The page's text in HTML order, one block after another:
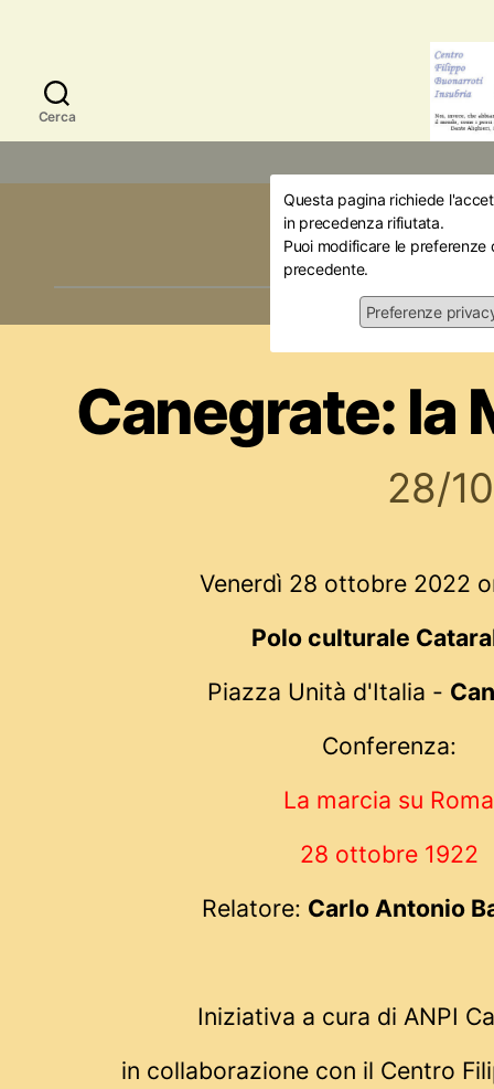
Cerca
Questa pagina richiede
in precedenza rifiutata.
Puoi modificare le
precedente.
Preferenze
Mese:
Canegrate: la
28/
Venerdì 28 ottobre 2022
Polo culturale
Piazza Unità d'Italia -
Conferenza:
La marcia su Roma
28 ottobre 1922
Relatore: Carlo Antonio
Iniziativa a cura di ANPI
in collaborazione con il Centro